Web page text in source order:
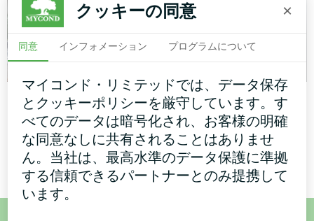
管理棟
モジュラーヒートポンプ
MCUシリーズ
個人宅
スプリットヒートポンプHevi
シリーズ
クッキーの同意 ×
同意 インフォメーション プログラムについて
マイコンド・リミテッドでは、データ保存
とクッキーポリシーを厳守しています。す
べてのデータは暗号化され、お客様の明確
な同意なしに共有されることはありませ
ん。当社は、最高水準のデータ保護に準拠
する信頼できるパートナーとのみ提携して
います。